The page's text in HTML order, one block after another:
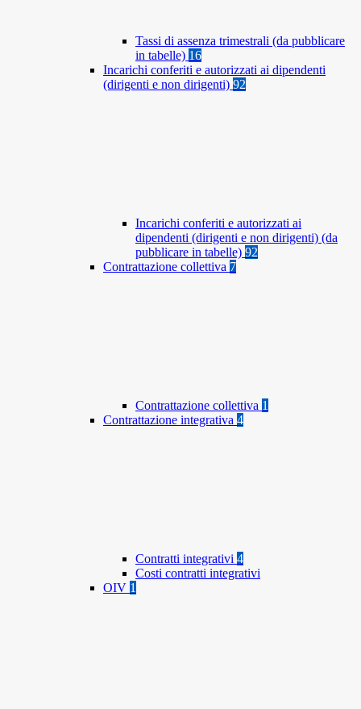
Tassi di assenza trimestrali (da pubblicare
in tabelle) 16
Incarichi conferiti e autorizzati ai dipendenti
(dirigenti e non dirigenti) 92
Incarichi conferiti e autorizzati ai
dipendenti (dirigenti e non dirigenti) (da
pubblicare in tabelle) 92
Contrattazione collettiva 7
Contrattazione collettiva 1
Contrattazione integrativa 4
Contratti integrativi 4
Costi contratti integrativi
OIV 1